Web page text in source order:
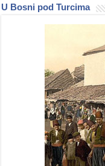
U Bosni pod Turcima